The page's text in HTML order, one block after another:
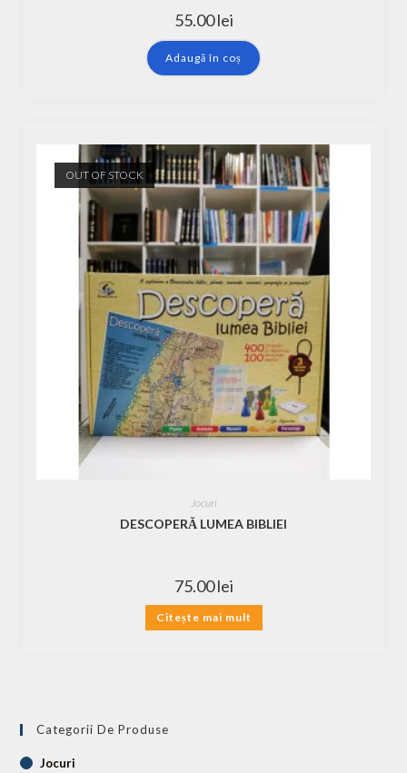
55.00lei
Adaugă în coș
OUT OF STOCK
Jocuri
DESCOPERĂ LUMEA BIBLIEI
75.00lei
Citește mai mult
Categorii De Produse
Jocuri